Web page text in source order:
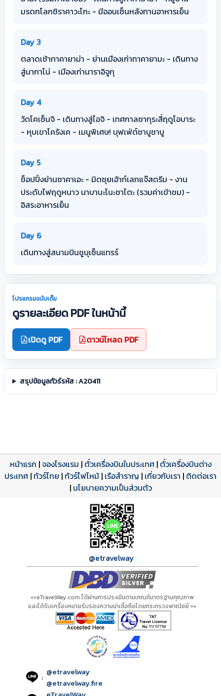
มรดกโลกชิราคาวะโกะ - มีออนเซ็นหลังทานอาหารเย็น
Day 3
ตลาดเช้าทาคายาม่า - ย่านเมืองเก่าทาคายามะ - เดินทาง
สู่นากาโน่ - เมืองเก่านาราอิจูกุ
Day 4
วัดโคเซ็นจิ - เดินทางสู่ไอจิ - เทศกาลซากุระสี่ฤดูโอบาระ
- หุบเขาโครังเค - เมนูพิเศษ! บุฟเฟ่ต์ชาบูชาบู
Day 5
ช็อปปิ้งย่านซาคาเอะ - มิตซุยเอ้าท์เลทแจ๊สดรีม - งาน
ประดับไฟฤดูหนาว นาบานะโนะซาโตะ (รวมค่าเข้าชม) -
อิสระอาหารเย็น
Day 6
เดินทางสู่สนามบินชูบุเซ็นแทรร์
โปรแกรมฉบับเต็ม
ดูรายละเอียด PDF ในหน้านี้
เปิดดู PDF ดาวน์โหลด PDF
สรุปข้อมูลทัวร์รหัส : A20411
โปรแกรมทัวร์
ดาวน์โหลด PDF
รีวิวลูกค้าจริง
รีวิวจาก eTravelWay
เปิดหน้าเต็ม
ใบอนุญาตนำเที่ยว
เลขที่ 11/11450
เปิดหน้าเต็ม
หน้าแรก |จองโรงแรม | ตั๋วเครื่องบินในประเทศ| ตั๋วเครื่องบินต่าง
ประเทศ | ทัวร์ไทย | ทัวร์ไฟไหม้ | เรือสำราญ | เกี่ยวกับเรา | ติดต่อเรา
| นโยบายความเป็นส่วนตัว
@etravelway
==eTravelWay.com ได้ผ่านการประเมินตามเกณฑ์มาตรฐานคุณภาพ
และได้รับเครื่องหมายรับรองความน่าเชื่อถือโดยกระทรวงพาณิชย์ ==
: @etravelway
@etravelway.fire